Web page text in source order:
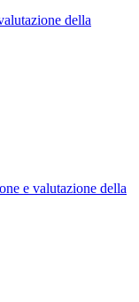
della
e valutazione della